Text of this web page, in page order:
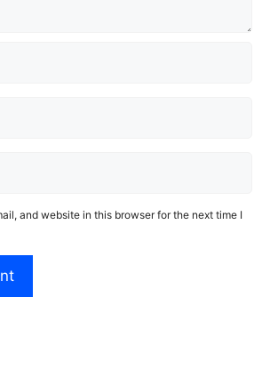
and website in this browser for the next time I